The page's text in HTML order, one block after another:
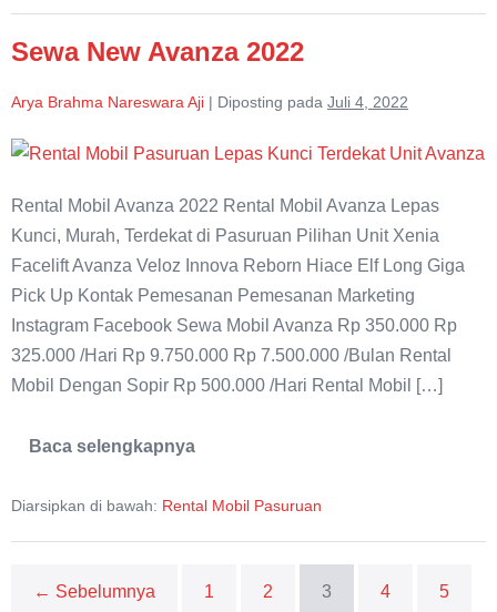
Sewa New Avanza 2022
Arya Brahma Nareswara Aji | Diposting pada Juli 4, 2022
Sewa
Avanza
2022
Rental Mobil Avanza 2022 Rental Mobil Avanza Lepas
Kunci, Murah, Terdekat di Pasuruan Pilihan Unit Xenia
Facelift Avanza Veloz Innova Reborn Hiace Elf Long Giga
Pick Up Kontak Pemesanan Pemesanan Marketing
Instagram Facebook Sewa Mobil Avanza Rp 350.000 Rp
325.000 /Hari Rp 9.750.000 Rp 7.500.000 /Bulan Rental
Mobil Dengan Sopir Rp 500.000 /Hari Rental Mobil […]
Baca selengkapnya
Sewa
2022
Diarsipkan di bawah: Rental Mobil Pasuruan
← Sebelumnya 1 2 3 4 5